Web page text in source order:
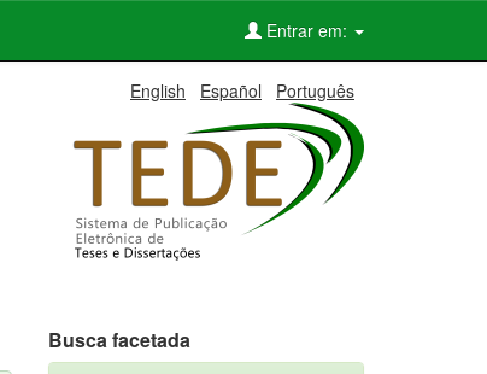
Entrar em:
English Español Português
Busca facetada